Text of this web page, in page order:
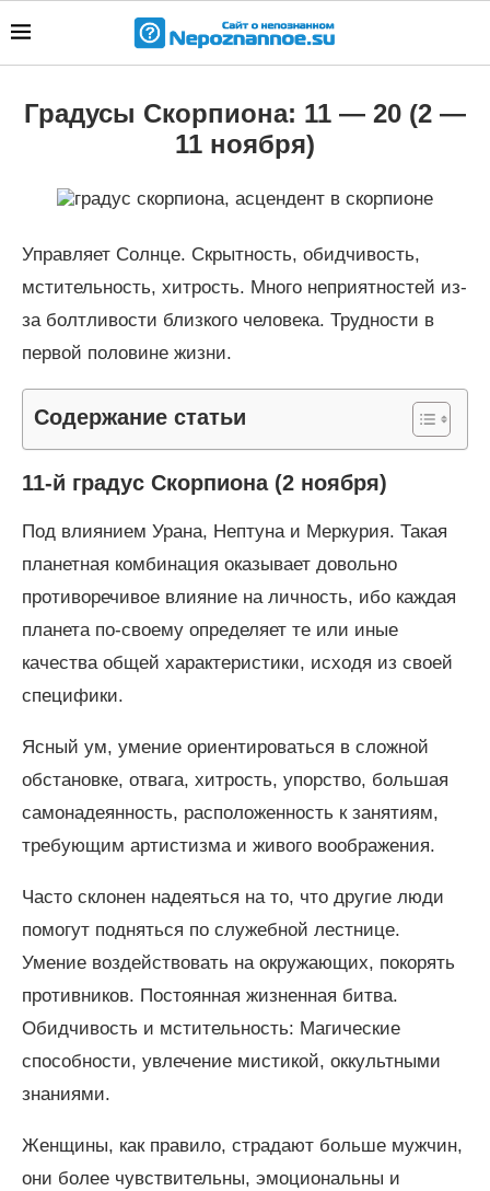
Градусы Скорпиона: 11 — 20 (2 —
11 ноября)
Управляет Солнце. Скрытность, обидчивость,
мстительность, хитрость. Много неприятностей из-
за болтливости близкого человека. Трудности в
первой половине жизни.
Содержание статьи
11-й градус Скорпиона (2 ноября)
Под влиянием Урана, Нептуна и Меркурия. Такая
планетная комбинация оказывает довольно
противоречивое влияние на личность, ибо каждая
планета по-своему определяет те или иные
качества общей характеристики, исходя из своей
специфики.
Ясный ум, умение ориентироваться в сложной
обстановке, отвага, хитрость, упорство, большая
самонадеянность, расположенность к занятиям,
требующим артистизма и живого воображения.
Часто склонен надеяться на то, что другие люди
помогут подняться по служебной лестнице.
Умение воздействовать на окружающих, покорять
противников. Постоянная жизненная битва.
Обидчивость и мстительность: Магические
способности, увлечение мистикой, оккультными
знаниями.
Женщины, как правило, страдают больше мужчин,
они более чувствительны, эмоциональны и